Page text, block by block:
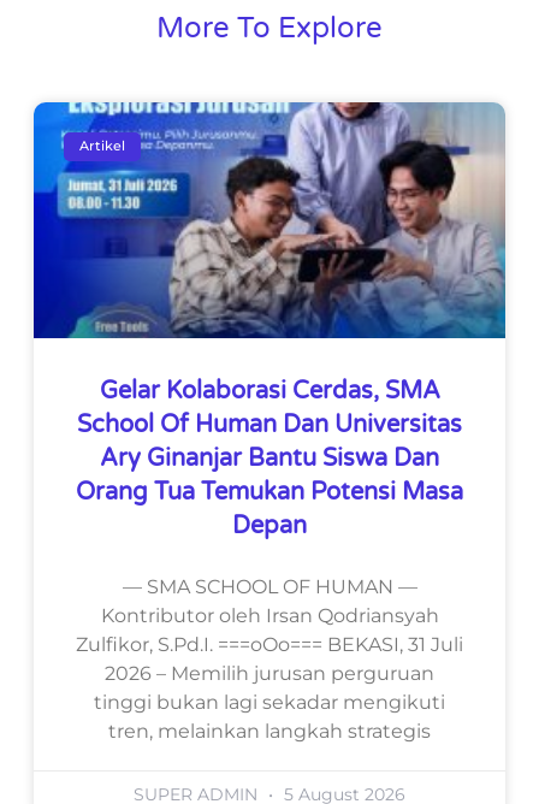
More To Explore
Artikel
Gelar Kolaborasi Cerdas, SMA
School Of Human Dan Universitas
Ary Ginanjar Bantu Siswa Dan
Orang Tua Temukan Potensi Masa
Depan
— SMA SCHOOL OF HUMAN —
Kontributor oleh Irsan Qodriansyah
Zulfikor, S.Pd.I. ===oOo=== BEKASI, 31 Juli
2026 – Memilih jurusan perguruan
tinggi bukan lagi sekadar mengikuti
tren, melainkan langkah strategis
SUPER ADMIN 5 August 2026